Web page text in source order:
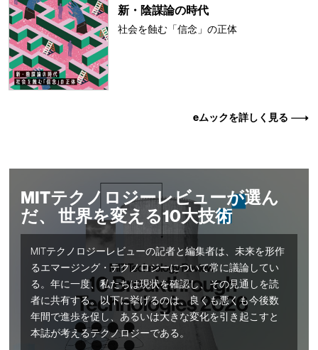
新・陰謀論の時代
社会を蝕む「信念」の正体
eムックを詳しく見る
MITテクノロジーレビューが選ん
だ、 世界を変える10大技術
MITテクノロジーレビューの記者と編集者は、未来を形作
るエマージング・テクノロジーについて常に議論してい
る。年に一度、私たちは現状を確認し、その見通しを読
者に共有する。以下に挙げるのは、良くも悪くも今後数
年間で進歩を促し、あるいは大きな変化を引き起こすと
本誌が考えるテクノロジーである。